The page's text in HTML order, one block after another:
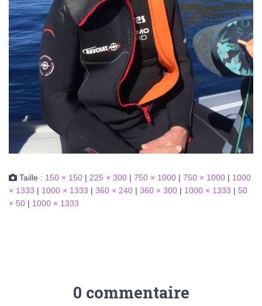
Taille : 150 × 150 | 225 × 300 | 750 × 1000 | 750 × 1000 | 1000
× 1333 | 1000 × 1333 | 360 × 240 | 360 × 300 | 1000 × 1333 | 50
× 50 | 1000 × 1333
0 commentaire